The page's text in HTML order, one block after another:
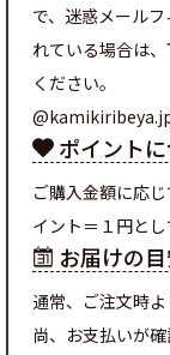
で、迷惑メール
れている場合は
ください。
ポイントに
ご購入金額に応
イント＝１円とし
お届けの
通常、ご注文時
尚、お支払いが